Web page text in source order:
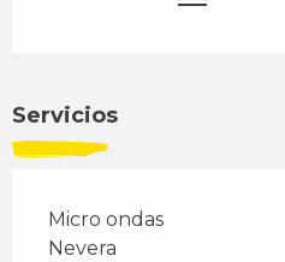
Servicios
Micro ondas
Nevera